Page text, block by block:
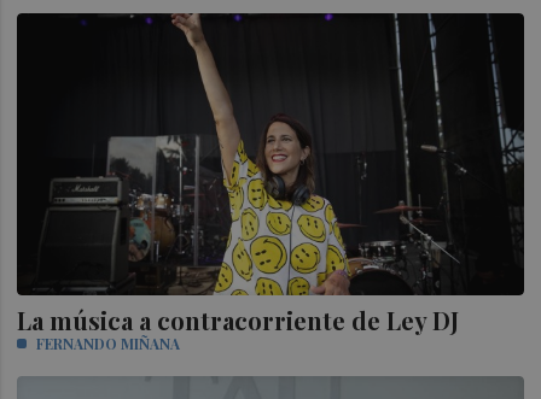
La música a contracorriente de Ley DJ
FERNANDO MIÑANA